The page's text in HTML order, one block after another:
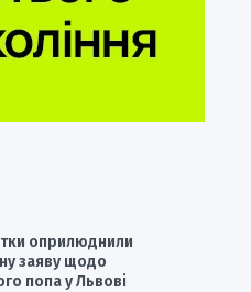
оприлюднили
заяву щодо
попа у Львові